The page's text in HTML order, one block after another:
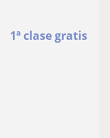
1ª clase gratis